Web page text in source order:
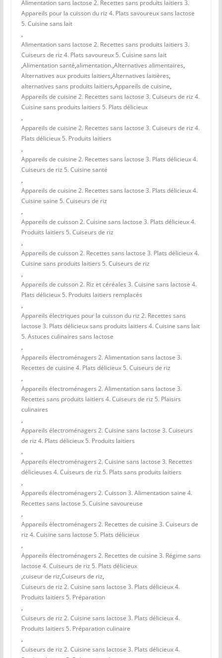
Alimentation sans lactose 2. Recettes sans produits laitiers 3.
Appareils pour la cuisson du riz 4. Plats savoureux sans lactose
5. Cuisine sans lait
,
Alimentation sans lactose 2. Recettes sans produits laitiers 3.
Cuiseurs de riz 4. Plats savoureux 5. Cuisine sans lait
,Alimentation santé,alimentation.,Alternatives alimentaires,
Alternatives aux produits laitiers,Alternatives laitières,
alternatives sans produits laitiers,Appareils de cuisine,
Appareils de cuisine 2. Recettes sans lactose 3. Cuiseurs de riz 4.
Cuisine sans produits laitiers 5. Plats délicieux
,
Appareils de cuisine 2. Recettes sans lactose 3. Cuiseurs de riz 4.
Plats délicieux 5. Produits laitiers
,
Appareils de cuisine 2. Recettes sans lactose 3. Plats délicieux 4.
Cuiseurs de riz 5. Cuisine santé
,
Appareils de cuisine 2. Recettes sans lactose 3. Plats délicieux 4.
Cuisine saine 5. Cuiseurs de riz
,
Appareils de cuisson 2. Cuisine sans lactose 3. Plats délicieux 4.
Produits laitiers 5. Cuiseurs de riz
,
Appareils de cuisson 2. Recettes sans lactose 3. Plats délicieux 4.
Cuisine sans produits laitiers 5. Cuiseurs de riz
,
Appareils de cuisson 2. Riz et céréales 3. Cuisine sans lactose 4.
Plats délicieux 5. Produits laitiers remplacés
,
Appareils électriques pour la cuisson du riz 2. Recettes sans
lactose 3. Plats délicieux sans produits laitiers 4. Cuisine sans lait
5. Astuces culinaires sans lactose
,
Appareils électroménagers 2. Alimentation sans lactose 3.
Recettes de cuisine 4. Plats délicieux 5. Cuiseurs de riz
,
Appareils électroménagers 2. Alimentation sans lactose 3.
Recettes sans produits laitiers 4. Cuiseurs de riz 5. Plaisirs
culinaires
,
Appareils électroménagers 2. Cuisine sans lactose 3. Cuiseurs
de riz 4. Plats délicieux 5. Produits laitiers
,
Appareils électroménagers 2. Cuisine sans lactose 3. Recettes
délicieuses 4. Cuiseurs de riz 5. Plats sans produits laitiers
,
Appareils électroménagers 2. Cuisson 3. Alimentation saine 4.
Recettes sans lactose 5. Cuisine savoureuse
,
Appareils électroménagers 2. Recettes de cuisine 3. Cuiseurs de
riz 4. Cuisine sans lactose 5. Plats délicieux
,
Appareils électroménagers 2. Recettes de cuisine 3. Régime sans
lactose 4. Cuiseurs de riz 5. Plats délicieux
,cuiseur de riz,Cuiseurs de riz,
Cuiseurs de riz 2. Cuisine sans lactose 3. Plats délicieux 4.
Produits laitiers 5. Préparation
,
Cuiseurs de riz 2. Cuisine sans lactose 3. Plats délicieux 4.
Produits laitiers 5. Préparation culinaire
,
Cuiseurs de riz 2. Cuisine sans lactose 3. Plats délicieux 4.